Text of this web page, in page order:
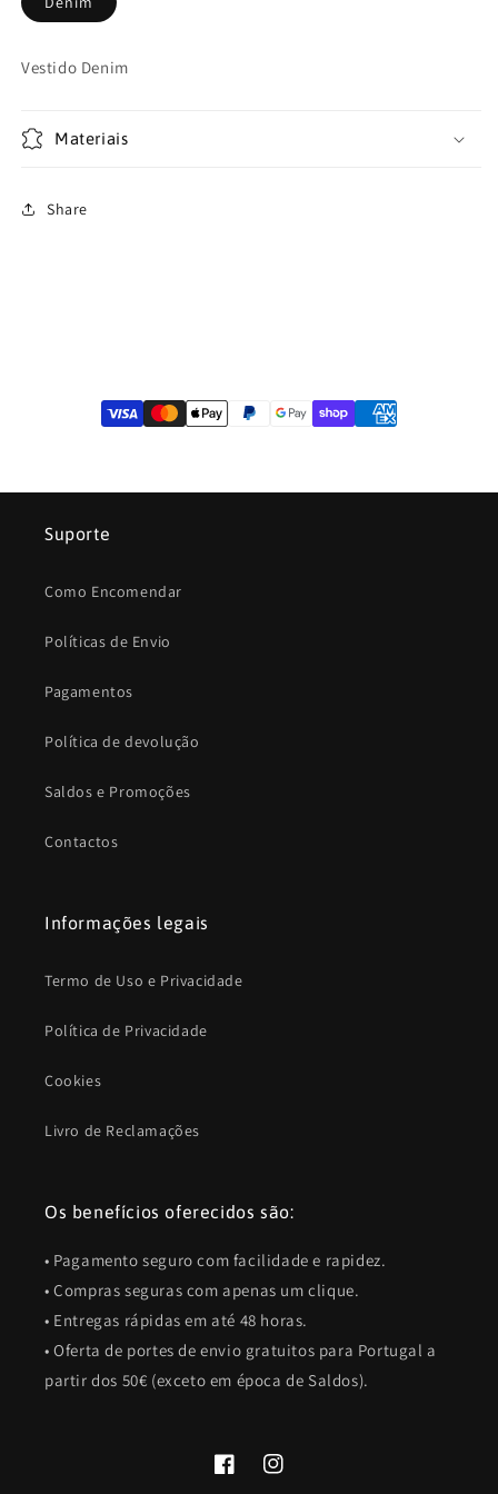
Vestido Denim
Materiais
Share
Suporte
Como Encomendar
Políticas de Envio
Pagamentos
Política de devolução
Saldos e Promoções
Contactos
Informações legais
Termo de Uso e Privacidade
Política de Privacidade
Cookies
Livro de Reclamações
Os benefícios oferecidos são:
• Pagamento seguro com facilidade e rapidez.
• Compras seguras com apenas um clique.
• Entregas rápidas em até 48 horas.
• Oferta de portes de envio gratuitos para Portugal a
partir dos 50€ (exceto em época de Saldos).
FacebookInstagram